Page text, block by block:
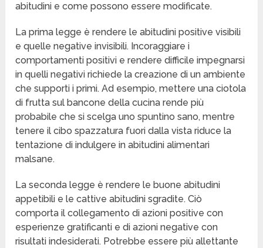
abitudini e come possono essere modificate.
La prima legge è rendere le abitudini positive visibili
e quelle negative invisibili. Incoraggiare i
comportamenti positivi e rendere difficile impegnarsi
in quelli negativi richiede la creazione di un ambiente
che supporti i primi. Ad esempio, mettere una ciotola
di frutta sul bancone della cucina rende più
probabile che si scelga uno spuntino sano, mentre
tenere il cibo spazzatura fuori dalla vista riduce la
tentazione di indulgere in abitudini alimentari
malsane.
La seconda legge è rendere le buone abitudini
appetibili e le cattive abitudini sgradite. Ciò
comporta il collegamento di azioni positive con
esperienze gratificanti e di azioni negative con
risultati indesiderati. Potrebbe essere più allettante